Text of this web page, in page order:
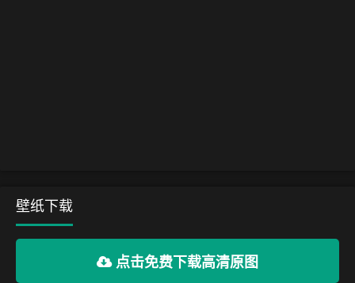
壁纸下载
点击免费下载高清原图